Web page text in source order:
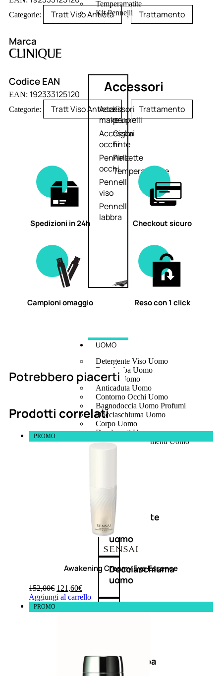
Temperamatite
Kit Pennelli
Accessori
Accessori
make up
Accessori
occhi
Pennelli
occhi
Pennelli
viso
Pennelli
labbra
Kit
pennelli
Ciglia
finte
Pinzette
Temperamatite
UOMO
Detergente Viso Uomo
Dopobarba Uomo
Antieta Uomo
Anticaduta Uomo
Contorno Occhi Uomo
Bagnodoccia Uomo Profumi
Docciaschiuma Uomo
Corpo Uomo
Deodoranti Uomo
Confezioni Trattamenti Uomo
uomo
Detergente
viso
uomo
Docciaschiuma
uomo
Shampoo
Dopobarba
Categorie: Tratt Viso Antieta , Trattamento
Marca
Codice EAN
EAN: 192333125120
Categorie: Tratt Viso Antieta , Trattamento
Spedizioni in 24h Checkout sicuro
Campioni omaggio Reso con 1 click
Potrebbero piacerti
Prodotti correlati
PROMO
Awakening Creamy Eye Essence
152,00€ 121,60€
Aggiungi al carrello
PROMO